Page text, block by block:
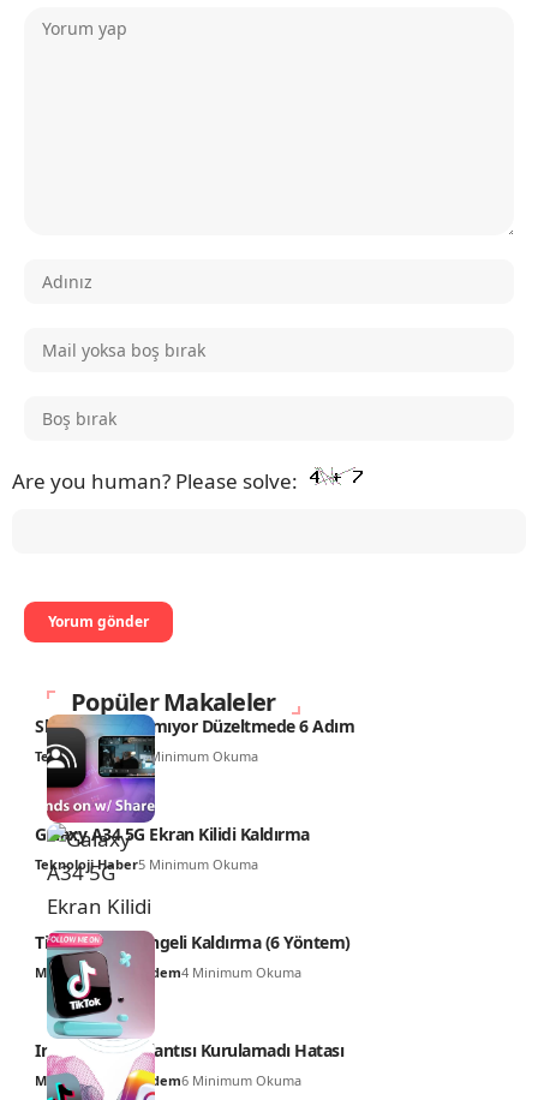
Are you human? Please solve:
Popüler Makaleler
SharePlay Çalışmıyor Düzeltmede 6 Adım
Teknoloji Haber6 Minimum Okuma
Galaxy A34 5G Ekran Kilidi Kaldırma
Teknoloji Haber5 Minimum Okuma
TikTok Mesaj Engeli Kaldırma (6 Yöntem)
Mustafa Kemal Erdem4 Minimum Okuma
Instagram Bağlantısı Kurulamadı Hatası
Mustafa Kemal Erdem6 Minimum Okuma